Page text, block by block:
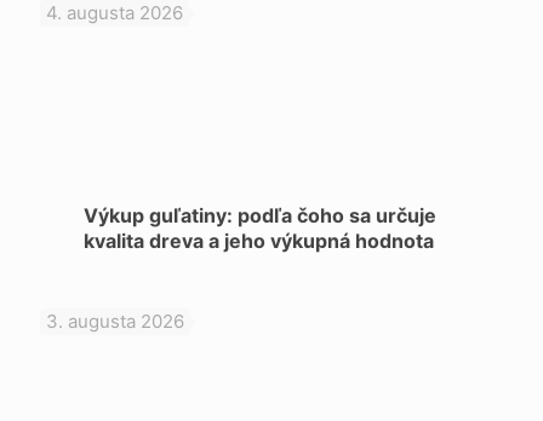
4. augusta 2026
Výkup guľatiny: podľa čoho sa určuje
kvalita dreva a jeho výkupná hodnota
3. augusta 2026